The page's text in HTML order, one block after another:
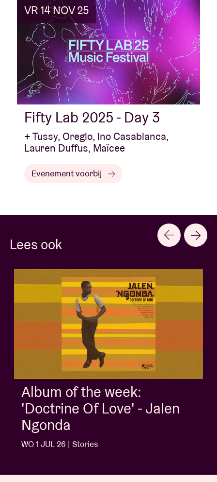
VR 14 NOV 25
Fifty Lab 2025 - Day 3
+ Tussy, Oreglo, Ino Casablanca,
Lauren Duffus, Maïcee
Evenement voorbij
Lees ook
Album of the week:
'Doctrine Of Love' - Jalen
Ngonda
WO 1 JUL 26 | Stories